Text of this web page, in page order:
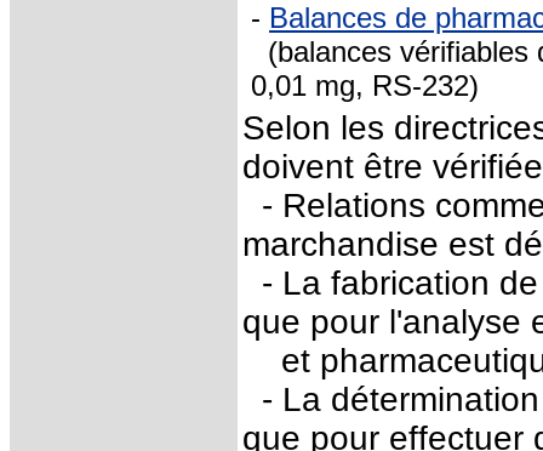
- Balances de
(balances vérifiables
0,01 mg, RS-232)
Selon les
doivent être
- Relations
marchandise est
- La fabrication
que pour l'analyse
et
- La
que pour effectuer